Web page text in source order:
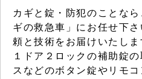
カギと錠・防犯のことな
ギの救急車」にお任せ下
頼と技術をお届けいたしま
１ドア２ロックの補助錠
スなどのボタン錠やリモ